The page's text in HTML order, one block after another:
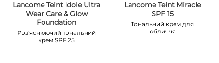
Lancome Teint Idole Ultra
Wear Care & Glow
Foundation
Роз'яснюючий тональний
крем SPF 25
Lancome Teint Miracle
SPF 15
Тональний крем для
обличчя